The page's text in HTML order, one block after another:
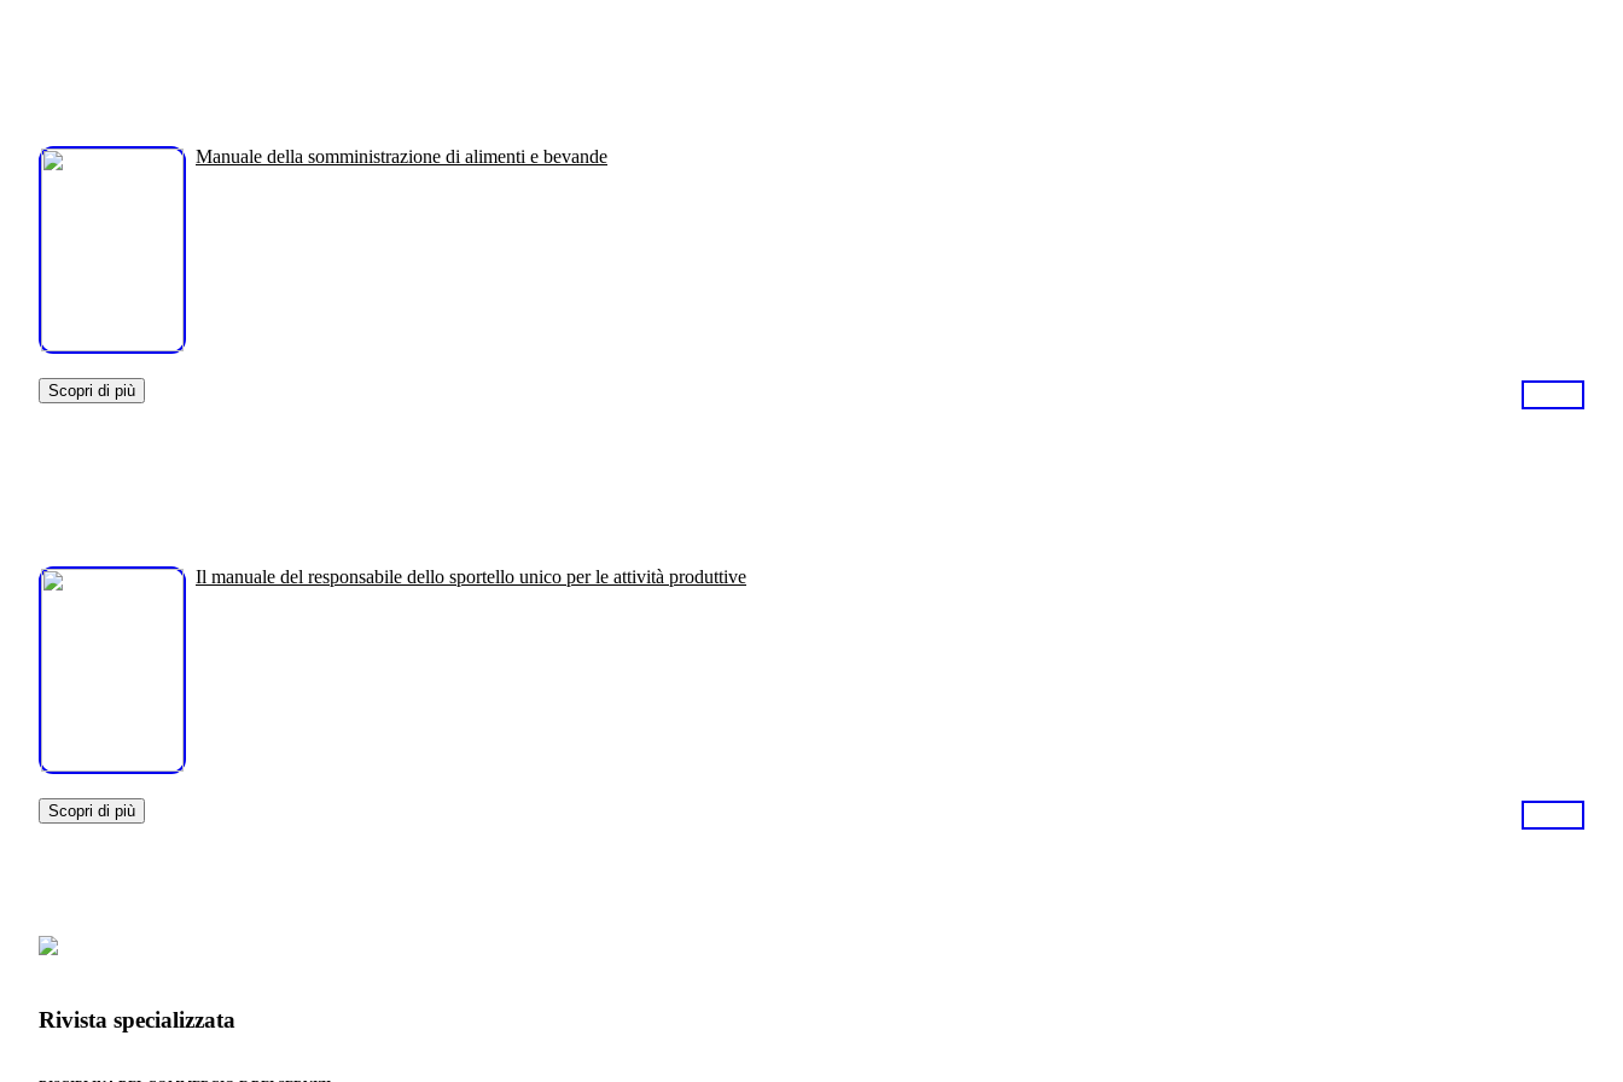
Manuale della somministrazione di alimenti e bevande
Scopri di più
Il manuale del responsabile dello sportello unico per le attività produttive
Scopri di più
Rivista specializzata